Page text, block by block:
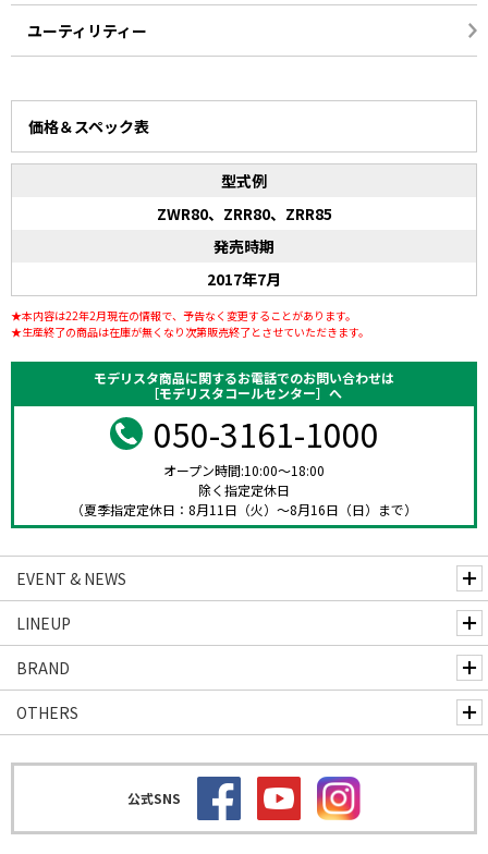
ユーティリティー
価格＆スペック表
型式例
ZWR80、ZRR80、ZRR85
発売時期
2017年7月
★本内容は22年2月現在の情報で、予告なく変更することがあります。
★生産終了の商品は在庫が無くなり次第販売終了とさせていただきます。
モデリスタ商品に関するお電話でのお問い合わせは
［モデリスタコールセンター］へ
050-3161-1000
オープン時間:10:00～18:00
除く指定定休日
（夏季指定定休日：8月11日（火）～8月16日（日）まで）
EVENT & NEWS
LINEUP
BRAND
OTHERS
公式SNS